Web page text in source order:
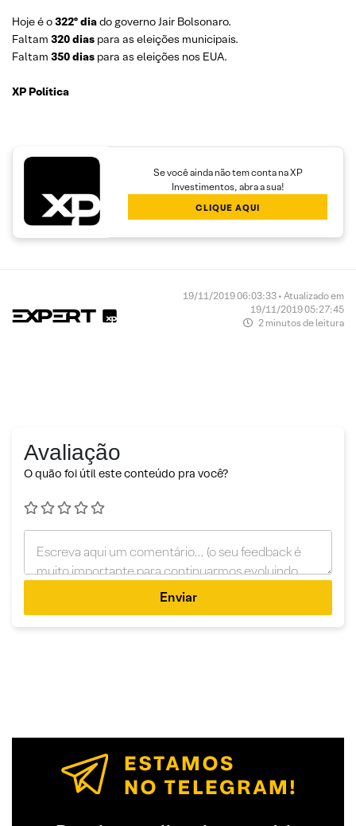
Hoje é o322º diado governo Jair Bolsonaro.
Faltam 320 dias para as eleições municipais.
Faltam 350 dias para as eleições nos EUA.
XP Política
Se você ainda não tem conta na XP
Investimentos, abra a sua!
CLIQUE AQUI
19/11/2019 06:03:33 • Atualizado em
19/11/2019 05:27:45
2 minutos de leitura
Avaliação
O quão foi útil este conteúdo pra você?
Enviar